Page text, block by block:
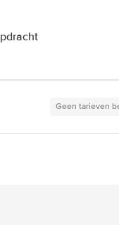
Geen tarieven